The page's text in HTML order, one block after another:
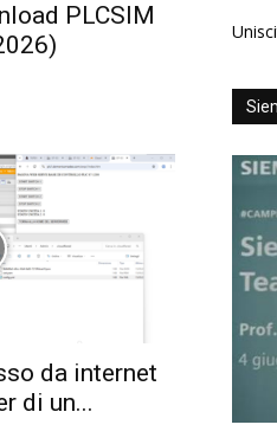
PLCSIM
da internet
di un...